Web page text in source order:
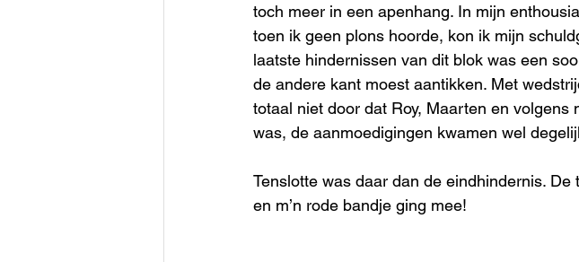
toch meer in een apenhang. In mijn
toen ik geen plons hoorde, kon ik mijn
laatste hindernissen van dit blok was een
de andere kant moest aantikken. Met
totaal niet door dat Roy, Maarten en
was, de aanmoedigingen kwamen wel
Tenslotte was daar dan de eindhindernis. De
en m’n rode bandje ging mee!